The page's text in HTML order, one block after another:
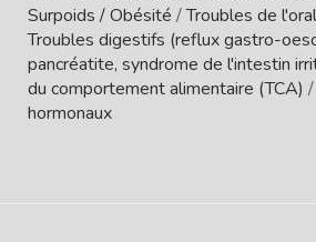
Surpoids / Obésité /Troubles de
Troubles digestifs (reflux gastro-
pancréatite, syndrome de l'intestin
du comportement alimentaire (TCA)
hormonaux